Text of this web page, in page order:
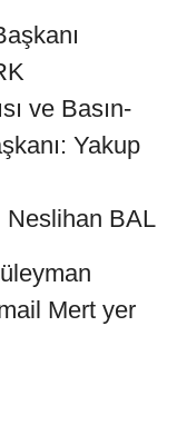
ve Basın-
Yakup
Neslihan BAL
Mert yer